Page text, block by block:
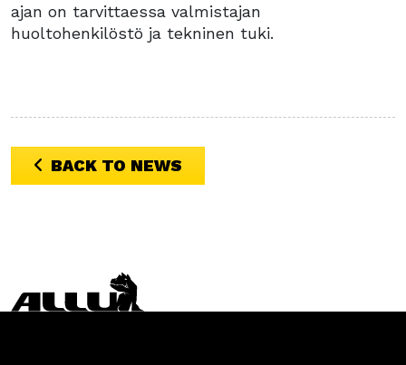
ajan on tarvittaessa valmistajan
huoltohenkilöstö ja tekninen tuki.
BACK TO NEWS